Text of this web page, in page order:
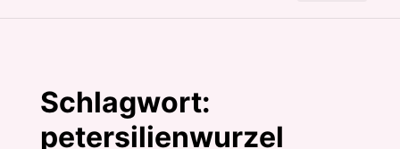
Schlagwort:
petersilienwurzel